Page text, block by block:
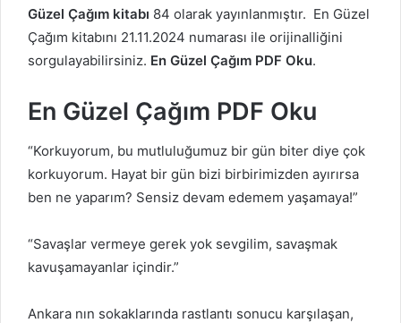
Güzel Çağım kitabı 84 olarak yayınlanmıştır. En Güzel
Çağım kitabını 21.11.2024 numarası ile orijinalliğini
sorgulayabilirsiniz. En Güzel Çağım PDF Oku.
En Güzel Çağım PDF Oku
“Korkuyorum, bu mutluluğumuz bir gün biter diye çok
korkuyorum. Hayat bir gün bizi birbirimizden ayırırsa
ben ne yaparım? Sensiz devam edemem yaşamaya!”
“Savaşlar vermeye gerek yok sevgilim, savaşmak
kavuşamayanlar içindir.”
Ankara nın sokaklarında rastlantı sonucu karşılaşan,